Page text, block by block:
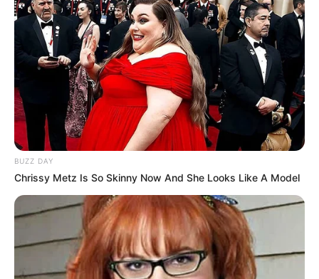
BUZZ DAY
Chrissy Metz Is So Skinny Now And She Looks Like A Model